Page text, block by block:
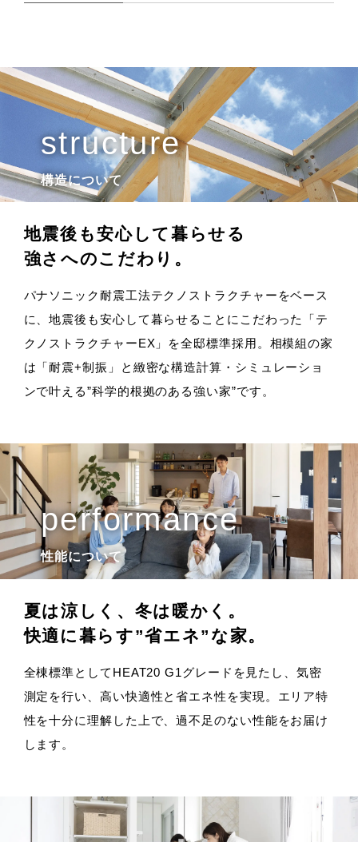
構造について
地震後も安心して暮らせる
強さへのこだわり。
パナソニック耐震工法テクノストラクチャーをベース
に、地震後も安心して暮らせることにこだわった「テ
クノストラクチャーEX」を全邸標準採用。相模組の家
は「耐震+制振」と緻密な構造計算・シミュレーショ
ンで叶える”科学的根拠のある強い家”です。
性能について
夏は涼しく、冬は暖かく。
快適に暮らす”省エネ”な家。
全棟標準としてHEAT20 G1グレードを見たし、気密
測定を行い、高い快適性と省エネ性を実現。エリア特
性を十分に理解した上で、過不足のない性能をお届け
します。